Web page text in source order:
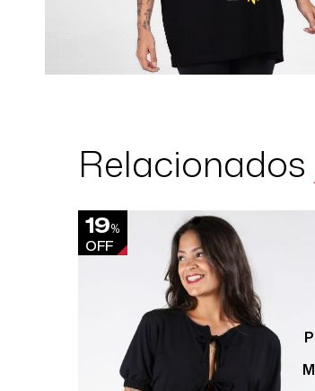
Relacionados
19%
OFF
P
M